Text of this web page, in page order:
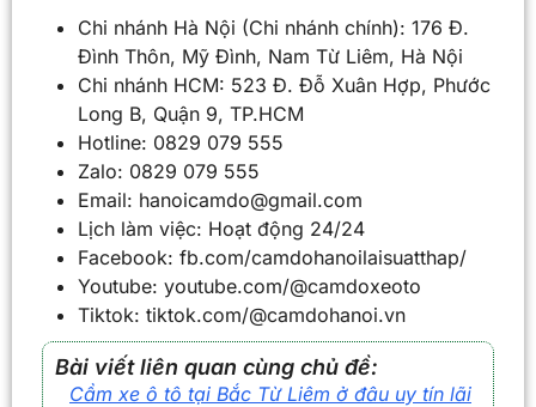
Chi nhánh Hà Nội (Chi nhánh chính): 176 Đ.
Đình Thôn, Mỹ Đình, Nam Từ Liêm, Hà Nội
Chi nhánh HCM: 523 Đ. Đỗ Xuân Hợp, Phước
Long B, Quận 9, TP.HCM
Hotline: 0829 079 555
Zalo: 0829 079 555
Email: hanoicamdo@gmail.com
Lịch làm việc: Hoạt động 24/24
Facebook: fb.com/camdohanoilaisuatthap/
Youtube: youtube.com/@camdoxeoto
Tiktok: tiktok.com/@camdohanoi.vn
Bài viết liên quan cùng chủ đề:
Cầm xe ô tô tại Bắc Từ Liêm ở đâu uy tín lãi